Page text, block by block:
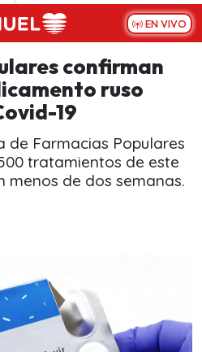
EN VIVO
confirman
ruso
19
de Farmacias Populares
tratamientos de este
menos de dos semanas.